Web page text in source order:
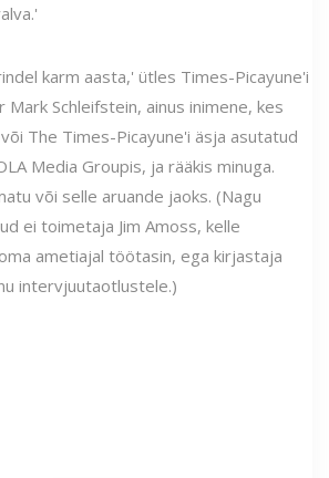
karm aasta,' ütles Times-Picayune'i
Schleifstein, ainus inimene, kes
The Times-Picayune'i äsja asutatud
Media Groupis, ja rääkis minuga.
või selle aruande jaoks. (Nagu
ei toimetaja Jim Amoss, kelle
ametiajal töötasin, ega kirjastaja
intervjuutaotlustele.)